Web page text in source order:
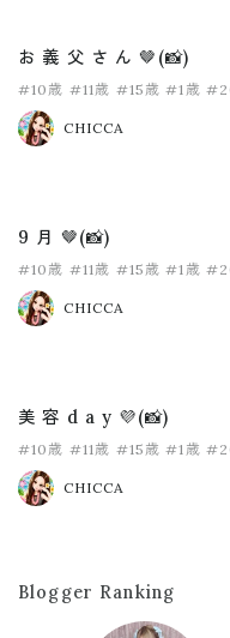
お 義 父 さ ん 🤎(📸)
#10歳 #11歳 #15歳 #1歳
CHICCA
9 月 🤎(📸)
#10歳 #11歳 #15歳 #1歳
CHICCA
美 容 d a y 💜(📸)
#10歳 #11歳 #15歳 #1歳
CHICCA
Blogger Ranking